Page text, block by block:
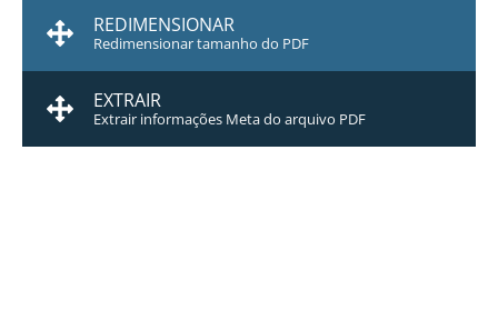
REDIMENSIONAR
Redimensionar tamanho do PDF
EXTRAIR
Extrair informações Meta do arquivo PDF